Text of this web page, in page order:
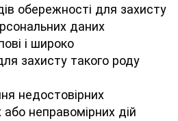
обережності для захисту
даних
і широко
захисту такого роду
недостовірних
неправомірних дій